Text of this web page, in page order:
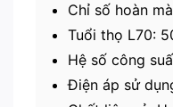
Chỉ số hoàn
Tuổi thọ L70:
Hệ số công
Điện áp sử